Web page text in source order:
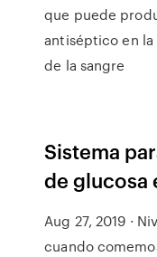
que puede
antiséptico en
de la sangre
Sistema
de glucosa
Aug 27, 2019 ·
cuando